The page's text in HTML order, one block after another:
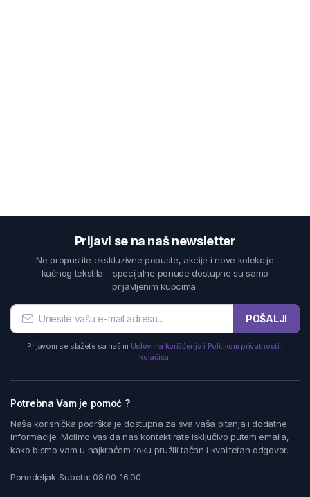
Prijavi se na naš newsletter
Ne propustite ekskluzivne popuste, akcije i nove kolekcije
kućnog tekstila – specijalne ponude dostupne su samo
prijavljenim kupcima.
POŠALJI
Prijavom se slažete sa našim Uslovima korišćenja i Politikom privatnosti i
kolačića.
Potrebna Vam je pomoć ?
Naša korisnička podrška je dostupna za sva vaša pitanja i dodatne
informacije. Molimo vas da nas kontaktirate isključivo putem emaila,
kako bismo vam u najkraćem roku pružili tačan i kvalitetan odgovor.
Ponedeljak-Subota: 08:00-16:00